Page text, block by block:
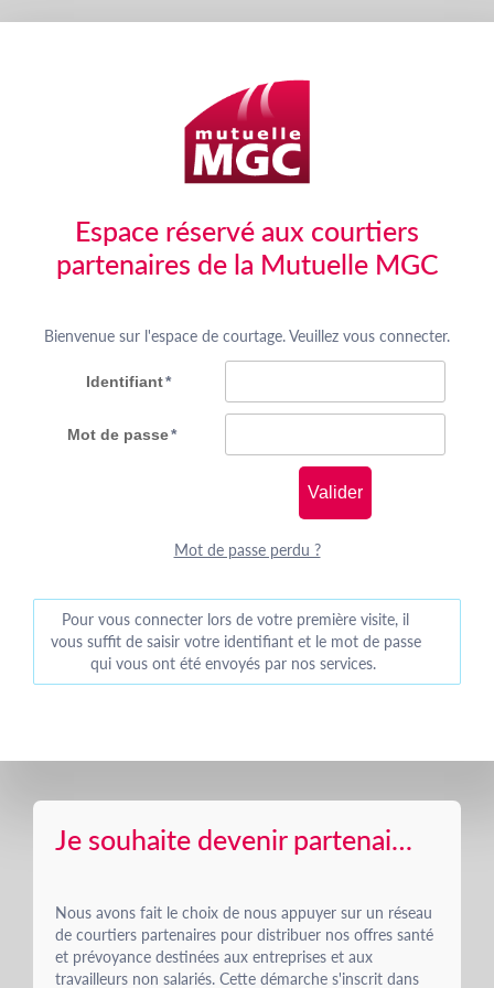
Espace réservé aux courtiers
partenaires de la Mutuelle MGC
Bienvenue sur l'espace de courtage. Veuillez vous connecter.
Identifiant*
Mot de passe*
Valider
Mot de passe perdu ?
Pour vous connecter lors de votre première visite, il
vous suffit de saisir votre identifiant et le mot de passe
qui vous ont été envoyés par nos services.
Je souhaite devenir partenaire de la MGC
Nous avons fait le choix de nous appuyer sur un réseau
de courtiers partenaires pour distribuer nos offres santé
et prévoyance destinées aux entreprises et aux
travailleurs non salariés. Cette démarche s'inscrit dans